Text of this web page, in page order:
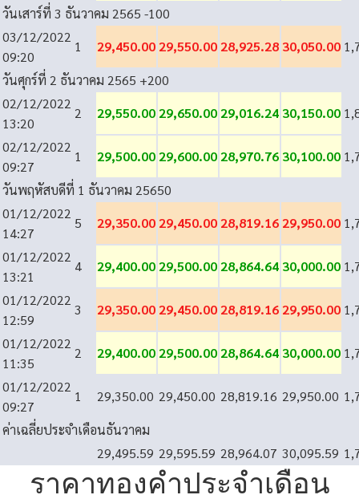
วันเสาร์ที่ 3 ธันวาคม 2565 -100
03/12/2022
09:20
1 29,450.00 29,550.00 28,925.28 30,050.00
วันศุกร์ที่ 2 ธันวาคม 2565 +200
02/12/2022
13:20
2 29,550.00 29,650.00 29,016.24 30,150.00
02/12/2022
09:27
1 29,500.00 29,600.00 28,970.76 30,100.00
วันพฤหัสบดีที่ 1 ธันวาคม 25650
01/12/2022
14:27
5 29,350.00 29,450.00 28,819.16 29,950.00
01/12/2022
13:21
4 29,400.00 29,500.00 28,864.64 30,000.00
01/12/2022
12:59
3 29,350.00 29,450.00 28,819.16 29,950.00
01/12/2022
11:35
2 29,400.00 29,500.00 28,864.64 30,000.00
01/12/2022
09:27
1 29,350.00 29,450.00 28,819.16 29,950.00
ค่าเฉลี่ยประจำเดือนธันวาคม
29,495.59 29,595.59 28,964.07 30,095.59